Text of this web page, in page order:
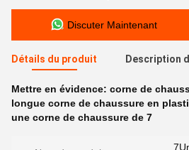
Discuter Maintenant
Détails du produit Description
Mettre en évidence: corne de
longue corne de chaussure en
une corne de chaussure de 7